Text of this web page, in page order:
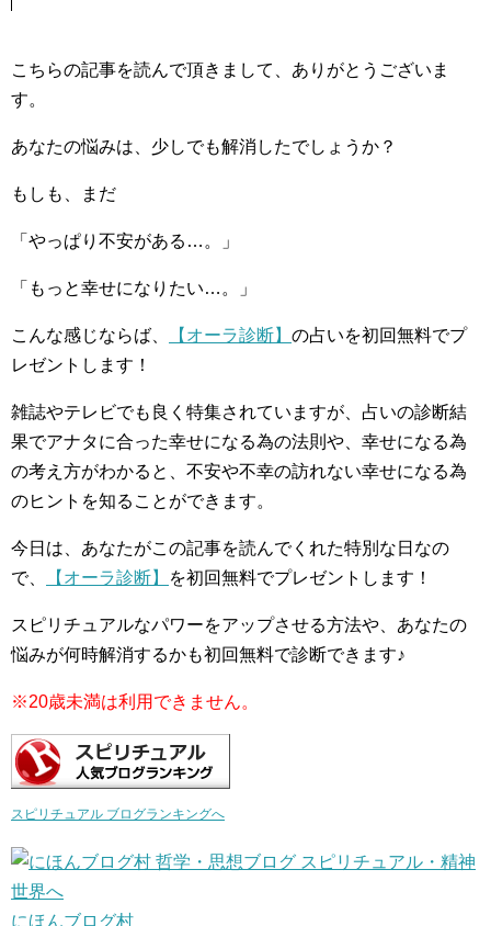
こちらの記事を読んで頂きまして、ありがとうございま
す。
あなたの悩みは、少しでも解消したでしょうか？
もしも、まだ
「やっぱり不安がある…。」
「もっと幸せになりたい…。」
こんな感じならば、 【オーラ診断】 の占いを初回無料でプ
レゼントします！
雑誌やテレビでも良く特集されていますが、占いの診断結
果でアナタに合った幸せになる為の法則や、幸せになる為
の考え方がわかると、不安や不幸の訪れない幸せになる為
のヒントを知ることができます。
今日は、あなたがこの記事を読んでくれた特別な日なの
で、
【オーラ診断】 を初回無料でプレゼントします！
スピリチュアルなパワーをアップさせる方法や、あなたの
悩みが何時解消するかも初回無料で診断できます♪
※20歳未満は利用できません。
スピリチュアル ブログランキングへ
にほんブログ村